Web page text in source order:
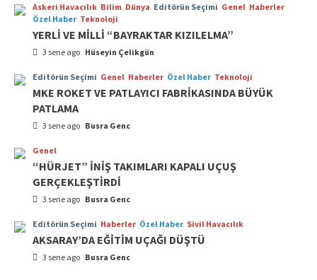
Askeri Havacılık Bilim Dünya Editörün Seçimi Genel Haberler
Özel Haber Teknoloji
YERLİ VE MİLLİ “BAYRAKTAR KIZILELMA”
3 sene ago Hüseyin Çelikgün
Editörün Seçimi Genel Haberler Özel Haber Teknoloji
MKE ROKET VE PATLAYICI FABRİKASINDA BÜYÜK
PATLAMA
3 sene ago Busra Genc
Genel
“HÜRJET” İNİŞ TAKIMLARI KAPALI UÇUŞ
GERÇEKLEŞTİRDİ
3 sene ago Busra Genc
Editörün Seçimi Haberler Özel Haber Sivil Havacılık
AKSARAY’DA EĞİTİM UÇAĞI DÜŞTÜ
3 sene ago Busra Genc